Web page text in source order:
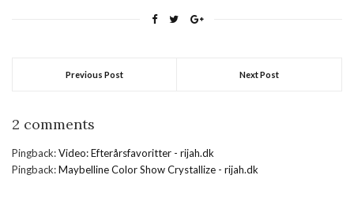
Previous Post Next Post
2 comments
Pingback:Video: Efterårsfavoritter - rijah.dk
Pingback:Maybelline Color Show Crystallize - rijah.dk